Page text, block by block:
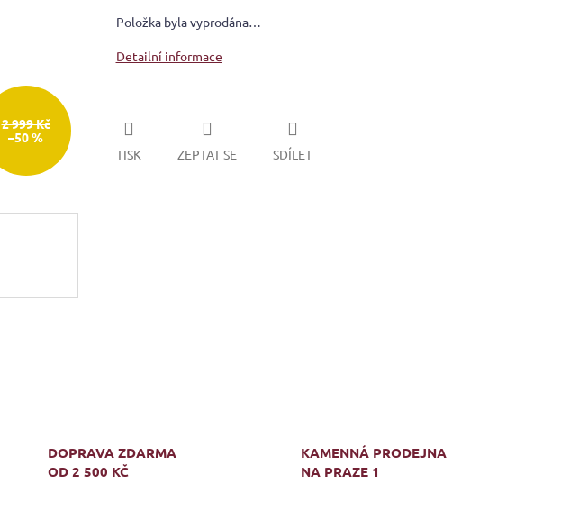
2 999 Kč
–50 %
Položka byla vyprodána…
Detailní informace
TISK ZEPTAT SE SDÍLET
DOPRAVA ZDARMA
OD 2 500 KČ
KAMENNÁ PRODEJNA
NA PRAZE 1